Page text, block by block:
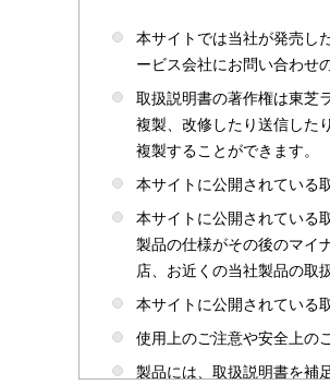
本サイトでは当社が発売し
ービス会社にお問い合わせ
取扱説明書の著作権は東芝
複製、改修したり送信した
複製することができます。
本サイトに公開されている
本サイトに公開されている
製品の仕様がその後のマイ
店、お近くの当社製品の取
本サイトに公開されている
使用上のご注意や安全上の
製品には、取扱説明書を補